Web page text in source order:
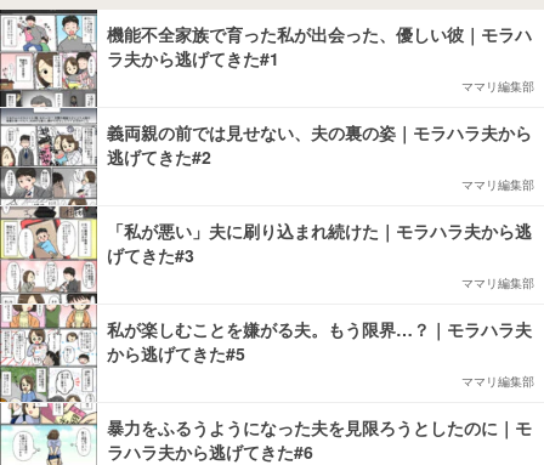
機能不全家族で育った私が出会った、優しい彼｜モラハ
ラ夫から逃げてきた#1
ママリ編集部
義両親の前では見せない、夫の裏の姿｜モラハラ夫から
逃げてきた#2
ママリ編集部
「私が悪い」夫に刷り込まれ続けた｜モラハラ夫から逃
げてきた#3
ママリ編集部
私が楽しむことを嫌がる夫。もう限界…？｜モラハラ夫
から逃げてきた#5
ママリ編集部
暴力をふるうようになった夫を見限ろうとしたのに｜モ
ラハラ夫から逃げてきた#6